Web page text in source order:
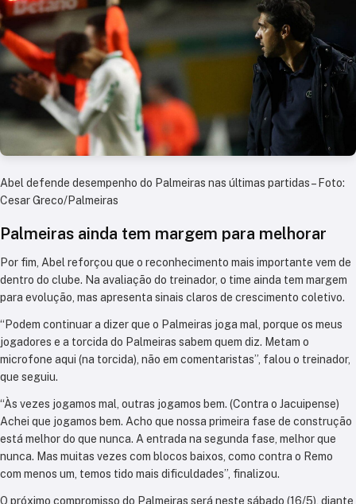
Abel defende desempenho do Palmeiras nas últimas partidas – Foto:
Cesar Greco/Palmeiras
Palmeiras ainda tem margem para melhorar
Por fim, Abel reforçou que o reconhecimento mais importante vem de
dentro do clube. Na avaliação do treinador, o time ainda tem margem
para evolução, mas apresenta sinais claros de crescimento coletivo.
“Podem continuar a dizer que o Palmeiras joga mal, porque os meus
jogadores e a torcida do Palmeiras sabem quem diz. Metam o
microfone aqui (na torcida), não em comentaristas”, falou o treinador,
que seguiu.
“Às vezes jogamos mal, outras jogamos bem. (Contra o Jacuipense)
Achei que jogamos bem. Acho que nossa primeira fase de construção
está melhor do que nunca. A entrada na segunda fase, melhor que
nunca. Mas muitas vezes com blocos baixos, como contra o Remo
com menos um, temos tido mais dificuldades”, finalizou.
O próximo compromisso do Palmeiras será neste sábado (16/5), diante